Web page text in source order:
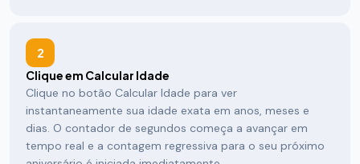
2
Clique em Calcular Idade
Clique no botão Calcular Idade para ver
instantaneamente sua idade exata em anos, meses e
dias. O contador de segundos começa a avançar em
tempo real e a contagem regressiva para o seu próximo